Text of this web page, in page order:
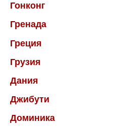
Гонконг
Гренада
Греция
Грузия
Дания
Джибути
Доминика